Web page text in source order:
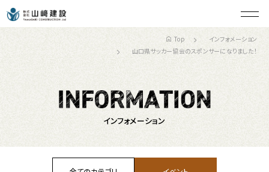
Top
インフォメーション
山口県サッカー協会のスポンサーになりました！
インフォメーション